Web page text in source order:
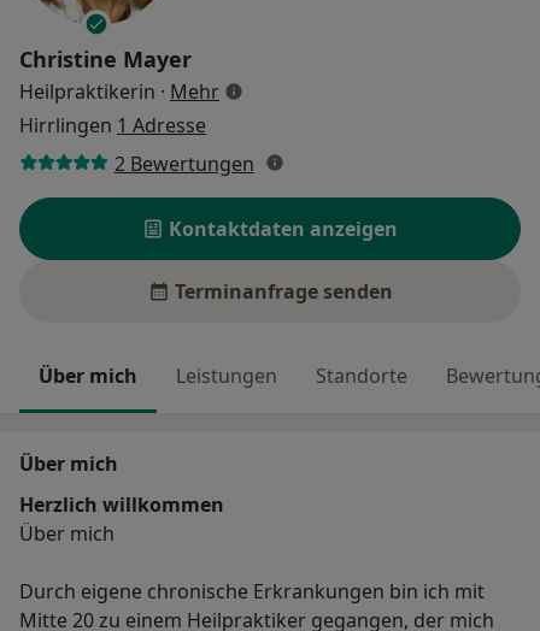
Christine Mayer
Heilpraktikerin · Mehrüber Spezialisierungen
Hirrlingen 1 Adresse
2 Bewertungen
Kontaktdaten anzeigen
Terminanfrage senden
Über mich Leistungen Standorte
Über mich
Herzlich willkommen
Über mich
Durch eigene chronische Erkrankungen bin ich mit
Mitte 20 zu einem Heilpraktiker gegangen, der mich